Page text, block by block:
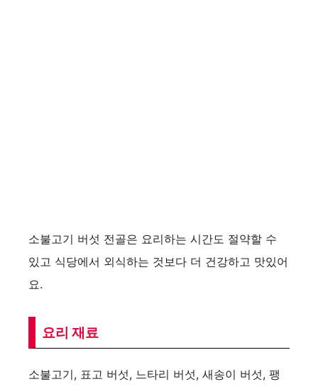
소불고기 버섯 전골은 요리하는 시간도 절약할 수
있고 식당에서 외식하는 것보다 더 건강하고 맛있어
요.
요리 재료
소불고기, 표고 버섯, 느타리 버섯, 새송이 버섯, 팽